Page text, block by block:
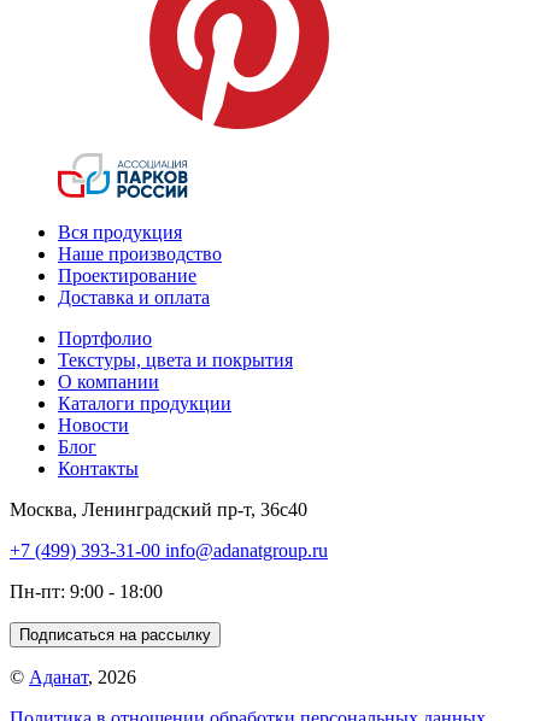
Вся продукция
Наше производство
Проектирование
Доставка и оплата
Портфолио
Текстуры, цвета и покрытия
О компании
Каталоги продукции
Новости
Блог
Контакты
Москва, Ленинградский пр-т, 36с40
+7 (499) 393-31-00 info@adanatgroup.ru
Пн-пт: 9:00 - 18:00
Подписаться на рассылку
© Аданат, 2026